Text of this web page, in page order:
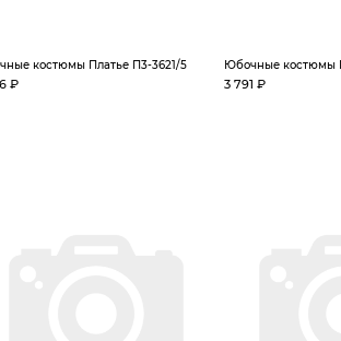
костюмы Платье П3-3621/5
₽
Юбочные костюмы
3 791 ₽